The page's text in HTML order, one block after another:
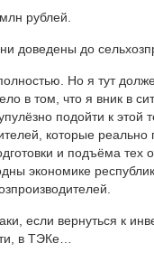
рублей.
доведены до
Но я тут
в том, что я вник в
подойти к этой
которые
и подъёма тех
экономике
если вернуться к
в ТЭКе…